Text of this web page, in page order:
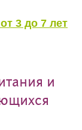
3 до 7 лет
и